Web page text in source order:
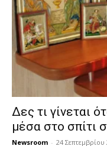
Δες τι γίνεται
μέσα στο σπίτι
Newsroom - 24 Σεπτεμβρίου